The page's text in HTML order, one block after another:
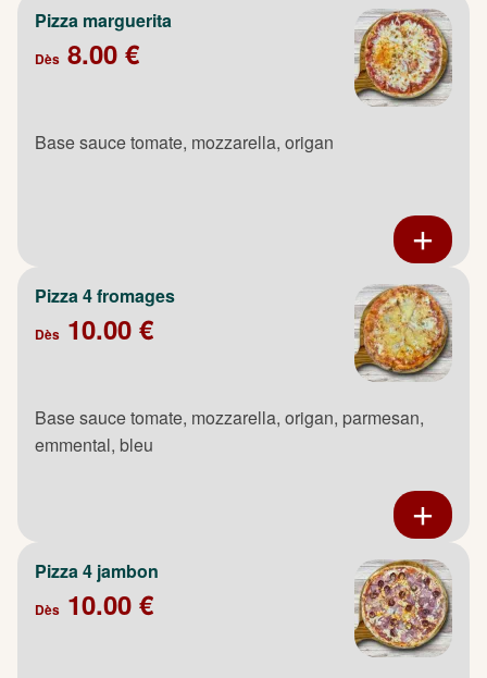
Pizza marguerita
Dès 8.00 €
Base sauce tomate, mozzarella, origan
Pizza 4 fromages
Dès 10.00 €
Base sauce tomate, mozzarella, origan, parmesan,
emmental, bleu
Pizza 4 jambon
Dès 10.00 €